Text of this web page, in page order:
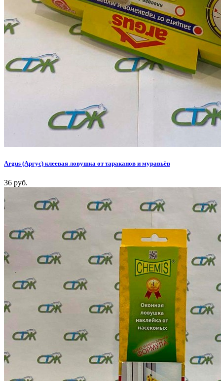
Argus (Аргус) клеевая ловушка от тараканов и муравьёв
36 руб.